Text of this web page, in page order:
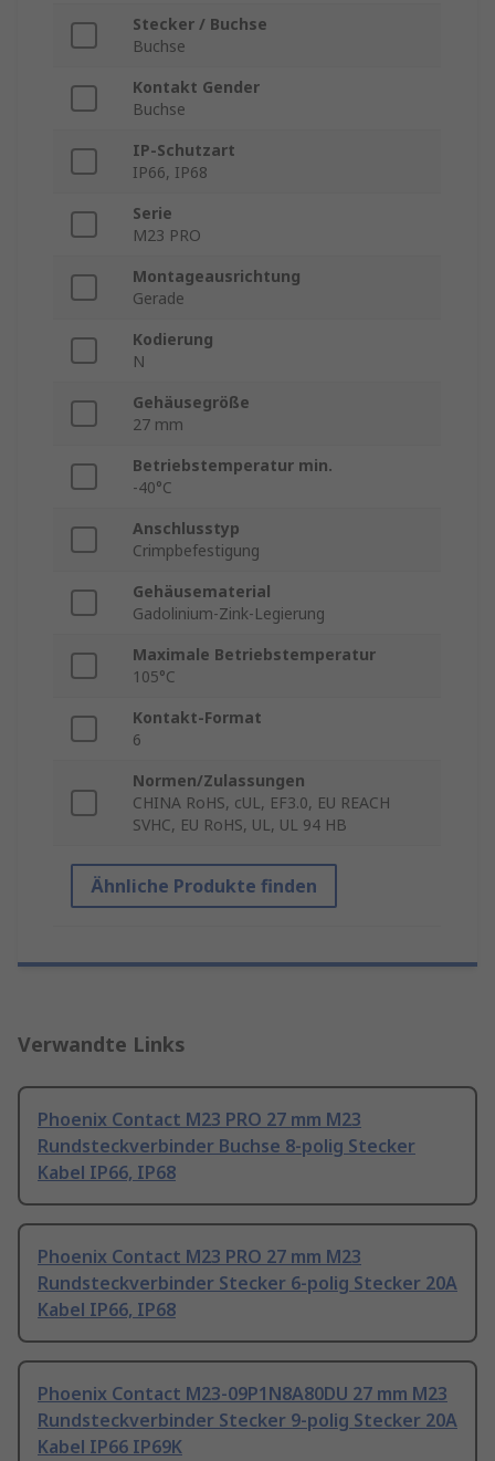
Stecker / Buchse
Buchse
Kontakt Gender
Buchse
IP-Schutzart
IP66, IP68
Serie
M23 PRO
Montageausrichtung
Gerade
Kodierung
N
Gehäusegröße
27 mm
Betriebstemperatur min.
-40°C
Anschlusstyp
Crimpbefestigung
Gehäusematerial
Gadolinium-Zink-Legierung
Maximale Betriebstemperatur
105°C
Kontakt-Format
6
Normen/Zulassungen
CHINA RoHS, cUL, EF3.0, EU REACH
SVHC, EU RoHS, UL, UL 94 HB
Ähnliche Produkte finden
Verwandte Links
Phoenix Contact M23 PRO 27 mm M23
Rundsteckverbinder Buchse 8-polig Stecker
Kabel IP66, IP68
Phoenix Contact M23 PRO 27 mm M23
Rundsteckverbinder Stecker 6-polig Stecker 20A
Kabel IP66, IP68
Phoenix Contact M23-09P1N8A80DU 27 mm M23
Rundsteckverbinder Stecker 9-polig Stecker 20A
Kabel IP66 IP69K